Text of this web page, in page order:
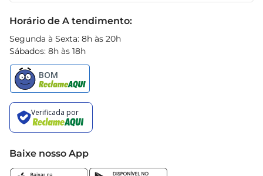
Horário de A tendimento:
Segunda à Sexta: 8h às 20h
Sábados: 8h às 18h
Baixe nosso App